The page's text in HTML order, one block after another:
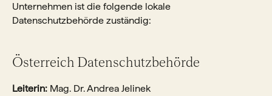
Unternehmen ist die folgende lokale
Datenschutzbehörde zuständig:
Österreich Datenschutzbehörde
Leiterin: Mag. Dr. Andrea Jelinek